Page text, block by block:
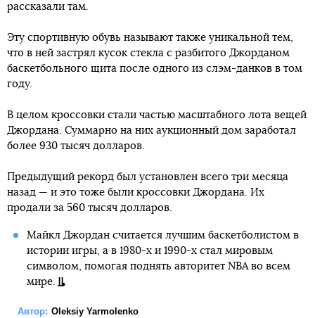
рассказали там.
Эту спортивную обувь называют также уникальной тем,
что в ней застрял кусок стекла с разбитого Джорданом
баскетбольного щита после одного из слэм-данков в том
году.
В целом кроссовки стали частью масштабного лота вещей
Джордана. Суммарно на них аукционный дом заработал
более 930 тысяч долларов.
Предыдущий рекорд был установлен всего три месяца
назад — и это тоже были кроссовки Джордана. Их
продали за 560 тысяч долларов.
Майкл Джордан считается лучшим баскетболистом в
истории игры, а в 1980-х и 1990-х стал мировым
символом, помогая поднять авторитет NBA во всем
мире.
Автор: Oleksiy Yarmolenko